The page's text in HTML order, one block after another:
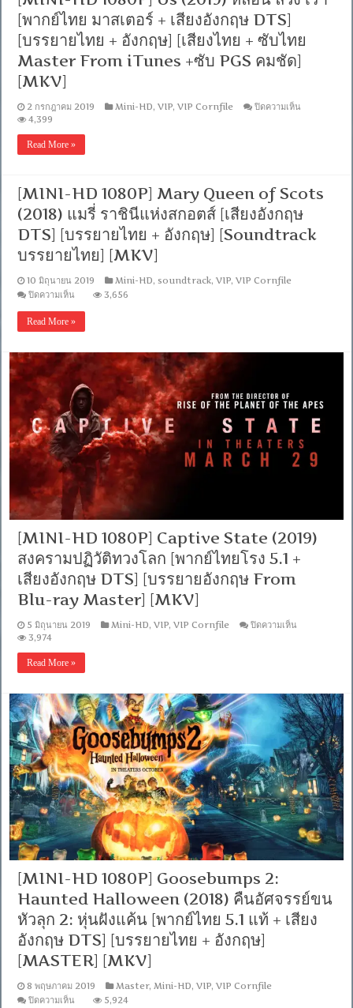
ไทย-
[พากย์ไทย มาสเตอร์ + เสียงอังกฤษ DTS]
[บรรยายไทย + อังกฤษ] [เสียงไทย + ซับไทย
Master From iTunes +ซับ PGS คมชัด]
[MKV]
2 กรกฎาคม 2019 Mini-HD,VIP,VIP Cornfile ปิดความเห็น
ลวง
[พากย์
ไทย
อังกฤษ]
ซับ
ไทย
Master
From
iTunes
+ซับ
[MKV]
4,399
Read More »
[MINI-HD 1080P] Mary Queen of Scots
(2018) แมรี่ ราชินีแห่งสกอตส์ [เสียงอังกฤษ
DTS] [บรรยายไทย + อังกฤษ] [Soundtrack
บรรยายไทย] [MKV]
10 มิถุนายน 2019 Mini-HD, soundtrack,VIP,VIP Cornfile
ปิดความเห็น
1080P]
Queen
of
Scots
(2018)
แมรี่
ราชินี
แห่ง
สก
อตส์
[เสียง
อังกฤษ
DTS]
[บรรยาย
ไทย
+
อังกฤษ]
[Soundtrack
บรรยาย
ไทย]
[MKV]
3,656
Read More »
[MINI-HD 1080P] Captive State (2019)
สงครามปฏิวัติทวงโลก [พากย์ไทยโรง 5.1 +
เสียงอังกฤษ DTS] [บรรยายอังกฤษ From
Blu-ray Master] [MKV]
5 มิถุนายน 2019 Mini-HD,VIP,VIP Cornfile ปิดความเห็น
(2019)
สงคราม
ปฏิวัติ
ทวง
โลก
[พากย์
ไทย
โรง
5.1
+
เสียง
อังกฤษ
DTS]
From
Blu-
ray
Master]
3,974
Read More »
[MINI-HD 1080P] Goosebumps 2:
Haunted Halloween (2018) คืนอัศจรรย์ขน
หัวลุก 2: หุ่นฝังแค้น [พากย์ไทย 5.1 แท้ + เสียง
อังกฤษ DTS] [บรรยายไทย + อังกฤษ]
[MASTER] [MKV]
8 พฤษภาคม 2019 Master,Mini-HD,VIP,VIP Cornfile
ปิดความเห็นบน
5,924